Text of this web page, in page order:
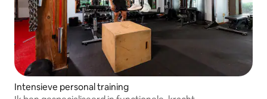
Intensieve personal training